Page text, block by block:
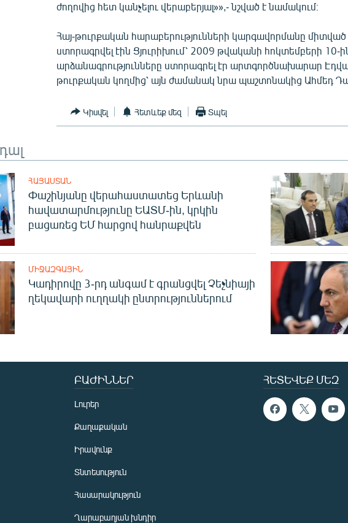
ժողովից հետ կանչելու վերաբերյալ»»,- նշված է նամակում։
Հայ-թուրքական հարաբերությունների կարգավորմանը միտված
ստորագրվել էին Ցյուրիխում՝ 2009 թվականի հոկտեմբերի 10-
արձանագրությունները ստորագրել էր արտգործնախարար
թուրքական կողմից՝ այն ժամանակ նրա պաշտոնակից Ահմեդ
Կիսվել Հետևեք մեզ Տպել
ՀԱՅԱՍՏԱՆ
Փաշինյանը վերահաստատեց Երևանի
հավատարմությունը ԵԱՏՄ-ին, կրկին
բացառեց ԵՄ հարցով հանրաքվեն
ՄԻՋԱԶԳԱՅԻՆ
Կադիրովը 3-րդ անգամ է գրանցվել Չեչնիայի
ղեկավարի ուղղակի ընտրություններում
ՀԵՏԵՎԵՔ ՄԵԶ
ԲԱԺԻՆՆԵՐ
Լուրեր
Քաղաքական
Իրավունք
Տնտեսություն
Հասարակություն
Ղարաբաղյան խնդիր